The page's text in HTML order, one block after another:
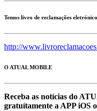
Temos livro de reclamações eletrónico
http://
O ATUAL MOBILE
Receba as notícias do
gratuítamente a APP iOS